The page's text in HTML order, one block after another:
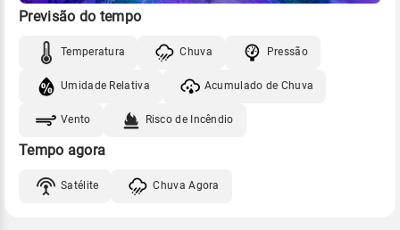
Previsão do tempo
Temperatura Chuva Pressão
Umidade Relativa Acumulado de Chuva
Vento Risco de Incêndio
Tempo agora
Satélite Chuva Agora